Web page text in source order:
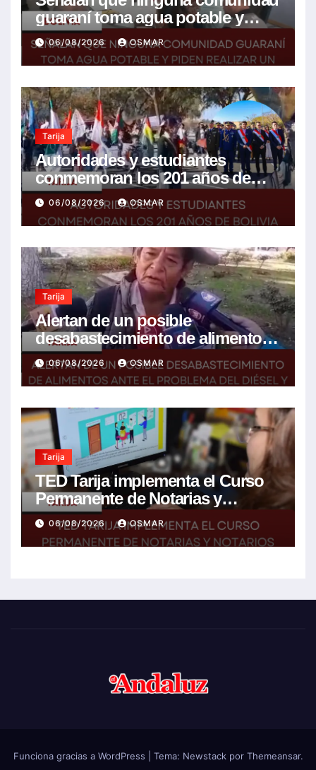
guaraní toma agua potable y
piden realizar un Foro para
resolver la problemática
06/08/2026 OSMAR
Tarija
Autoridades y estudiantes
conmemoran los 201 años de
Bolivia con la esperanza de un
mejor futuro
06/08/2026 OSMAR
Tarija
Alertan de un posible
desabastecimiento de alimentos
ante el problema del diésel y el
encarecimiento de insumos
agrícolas
06/08/2026 OSMAR
Tarija
TED Tarija implementa el Curso
Permanente de Notarias y
Notarios Electorales 2026
06/08/2026 OSMAR
Funciona gracias a WordPress Tema: Newstackpor Themeansar.